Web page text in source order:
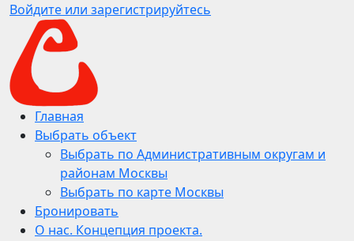
Войдите или зарегистрируйтесь
Главная
Выбрать объект
Выбрать по Административным округам и
районам Москвы
Выбрать по карте Москвы
Бронировать
О нас. Концепция проекта.